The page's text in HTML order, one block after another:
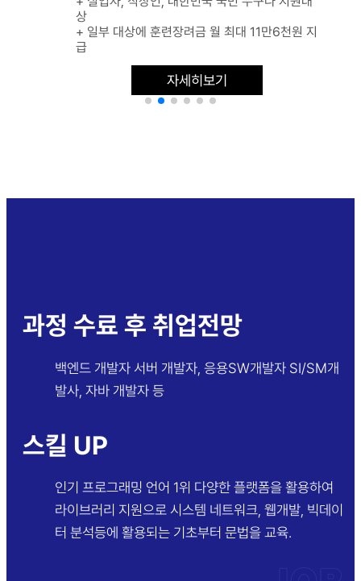
상
+ 일부 대상에 훈련장려금 월 최대 11만6천원 지
급
자세히보기
과정 수료 후 취업전망
백엔드 개발자 서버 개발자, 응용SW개발자 SI/SM개
발사, 자바 개발자 등
스킬 UP
인기 프로그래밍 언어 1위 다양한 플랫폼을 활용하여
라이브러리 지원으로 시스템 네트워크, 웹개발, 빅데이
터 분석등에 활용되는 기초부터 문법을 교육.